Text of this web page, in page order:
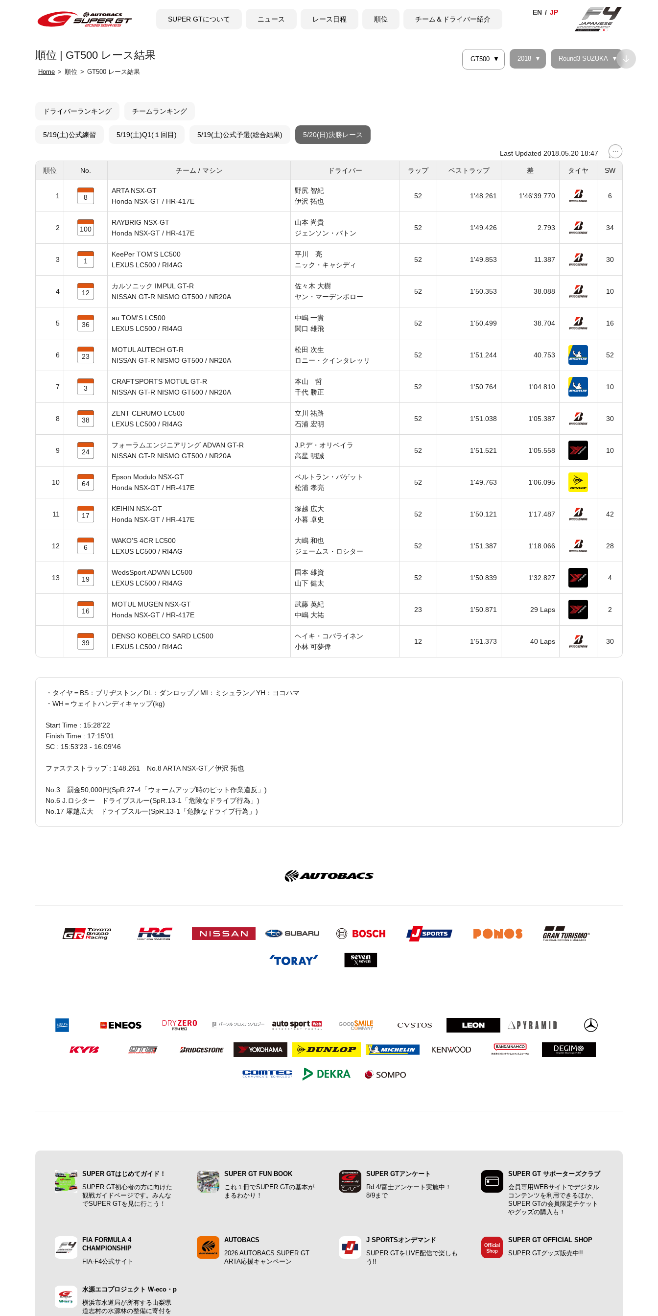
SUPER GTについて ニュース レース日程 順位 チーム＆ドライバー紹介
順位 | GT500 レース結果
Home 順位 GT500 レース結果
GT500 2018 Round3 SUZUKA
ドライバーランキング チームランキング
5/19(土)公式練習 5/19(土)Q1(１回目) 5/19(土)公式予選(総合結果) 5/20(日)決勝レース
Last Updated 2018.05.20 18:47
順位 No. チーム / マシン ドライバー ラップ ベストラップ 差 タイヤ SW
1 8
ARTA NSX-GT
Honda NSX-GT / HR-417E
野尻 智紀
伊沢 拓也
52 1'48.261 1'46'39.770 6
2 100
RAYBRIG NSX-GT
Honda NSX-GT / HR-417E
山本 尚貴
ジェンソン・バトン
52 1'49.426 2.793 34
3 1
KeePer TOM'S LC500
LEXUS LC500 / RI4AG
平川 亮
ニック・キャシディ
52 1'49.853 11.387 30
4 12
カルソニック IMPUL GT-R
NISSAN GT-R NISMO GT500 / NR20A
佐々木 大樹
ヤン・マーデンボロー
52 1'50.353 38.088 10
5 36
au TOM'S LC500
LEXUS LC500 / RI4AG
中嶋 一貴
関口 雄飛
52 1'50.499 38.704 16
6 23
MOTUL AUTECH GT-R
NISSAN GT-R NISMO GT500 / NR20A
松田 次生
ロニー・クインタレッリ
52 1'51.244 40.753 52
7 3
CRAFTSPORTS MOTUL GT-R
NISSAN GT-R NISMO GT500 / NR20A
本山 哲
千代 勝正
52 1'50.764 1'04.810 10
8 38
ZENT CERUMO LC500
LEXUS LC500 / RI4AG
立川 祐路
石浦 宏明
52 1'51.038 1'05.387 30
9 24
フォーラムエンジニアリング ADVAN GT-R
NISSAN GT-R NISMO GT500 / NR20A
J.P.デ・オリベイラ
高星 明誠
52 1'51.521 1'05.558 10
10 64
Epson Modulo NSX-GT
Honda NSX-GT / HR-417E
ベルトラン・バゲット
松浦 孝亮
52 1'49.763 1'06.095
11 17
KEIHIN NSX-GT
Honda NSX-GT / HR-417E
塚越 広大
小暮 卓史
52 1'50.121 1'17.487 42
12 6
WAKO'S 4CR LC500
LEXUS LC500 / RI4AG
大嶋 和也
ジェームス・ロシター
52 1'51.387 1'18.066 28
13 19
WedsSport ADVAN LC500
LEXUS LC500 / RI4AG
国本 雄資
山下 健太
52 1'50.839 1'32.827 4
16
MOTUL MUGEN NSX-GT
Honda NSX-GT / HR-417E
武藤 英紀
中嶋 大祐
23 1'50.871 29 Laps 2
39
DENSO KOBELCO SARD LC500
LEXUS LC500 / RI4AG
ヘイキ・コバライネン
小林 可夢偉
12 1'51.373 40 Laps 30
・タイヤ＝BS：ブリヂストン／DL：ダンロップ／MI：ミシュラン／YH：ヨコハマ
・WH＝ウェイトハンディキャップ(kg)
Start Time : 15:28'22
Finish Time : 17:15'01
SC : 15:53'23 - 16:09'46
ファステストラップ : 1'48.261 No.8 ARTA NSX-GT／伊沢 拓也
No.3 罰金50,000円(SpR.27-4「ウォームアップ時のピット作業違反」)
No.6 J.ロシター ドライブスルー(SpR.13-1「危険なドライブ行為」)
No.17 塚越広大 ドライブスルー(SpR.13-1「危険なドライブ行為」)
SUPER GTはじめてガイド！
SUPER GT初心者の方に向けた
観戦ガイドページです。みんな
でSUPER GTを見に行こう！
SUPER GT FUN BOOK
これ１冊でSUPER GTの基本が
まるわかり！
SUPER GTアンケート
Rd.4/富士アンケート実施中！
8/9まで
SUPER GT サポーターズクラブ
会員専用WEBサイトでデジタル
コンテンツを利用できるほか、
SUPER GTの会員限定チケット
やグッズの購入も！
FIA FORMULA 4
CHAMPIONSHIP
FIA-F4公式サイト
AUTOBACS
2026 AUTOBACS SUPER GT
ARTA応援キャンペーン
J SPORTSオンデマンド
SUPER GTをLIVE配信で楽しも
う!!
SUPER GT OFFICIAL SHOP
SUPER GTグッズ販売中!!
水源エコプロジェクト W-eco・p
横浜市水道局が所有する山梨県
道志村の水源林の整備に寄付を